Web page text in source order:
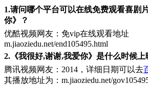
1.请问哪个平台可以在线免费观看喜剧
你》？
优酷视频网友：免vip在线观看地址
m.jiaoziedu.net/end105495.html
2.《我很好,谢谢,我爱你》是什么时候上
腾讯视频网友：2014，详细日期可以去
其播放地址为：m.jiaoziedu.net/